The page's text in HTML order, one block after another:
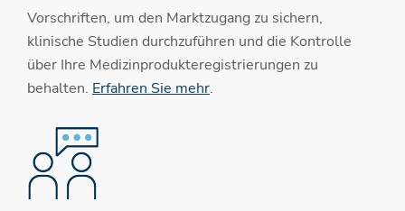
Vorschriften, um den Marktzugang zu sichern,
klinische Studien durchzuführen und die Kontrolle
über Ihre Medizinprodukteregistrierungen zu
behalten. Erfahren Sie mehr.